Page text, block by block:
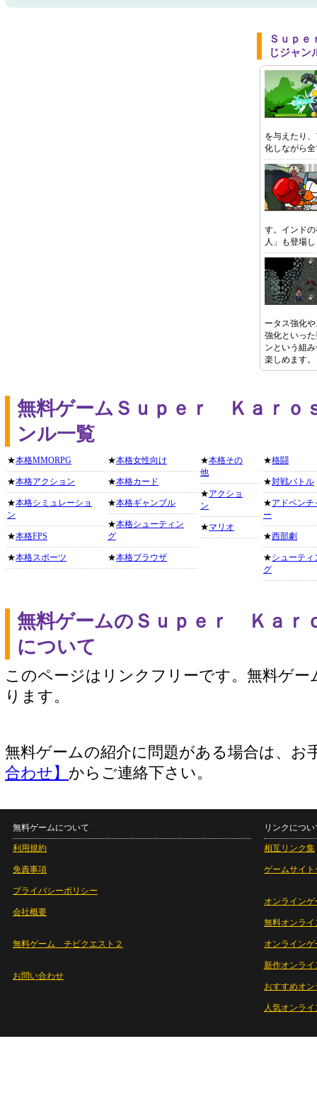
Ｓｕｐ
じジャン
を与えたり
化しながら
す。インド
人」も登場
ータス強化
強化といっ
ンという組
楽しめます。
無料ゲームＳｕｐｅｒ Ｋａｒｏ
ンル一覧
★本格MMORPG
★本格アクション
★本格シミュレーショ
ン
★本格FPS
★本格スポーツ
★本格女性向け
★本格カード
★本格ギャンブル
★本格シューティン
グ
★本格ブラウザ
★本格その
他
★アクショ
ン
★マリオ
★格闘
★対戦バトル
★アドベンチ
ー
★西部劇
★シューティ
グ
無料ゲームのＳｕｐｅｒ Ｋａｒ
について
このページはリンクフリーです。無料ゲー
ります。
無料ゲームの紹介に問題がある場合は、お
合わせ】 からご連絡下さい。
無料ゲームについて
利用規約
免責事項
プライバシーポリシー
会社概要
無料ゲーム チビクエスト２
お問い合わせ
リンクについ
相互リンク集
ゲームサイト
オンラインゲ
無料オンライ
オンライン
新作オンライ
おすすめオ
人気オンラ